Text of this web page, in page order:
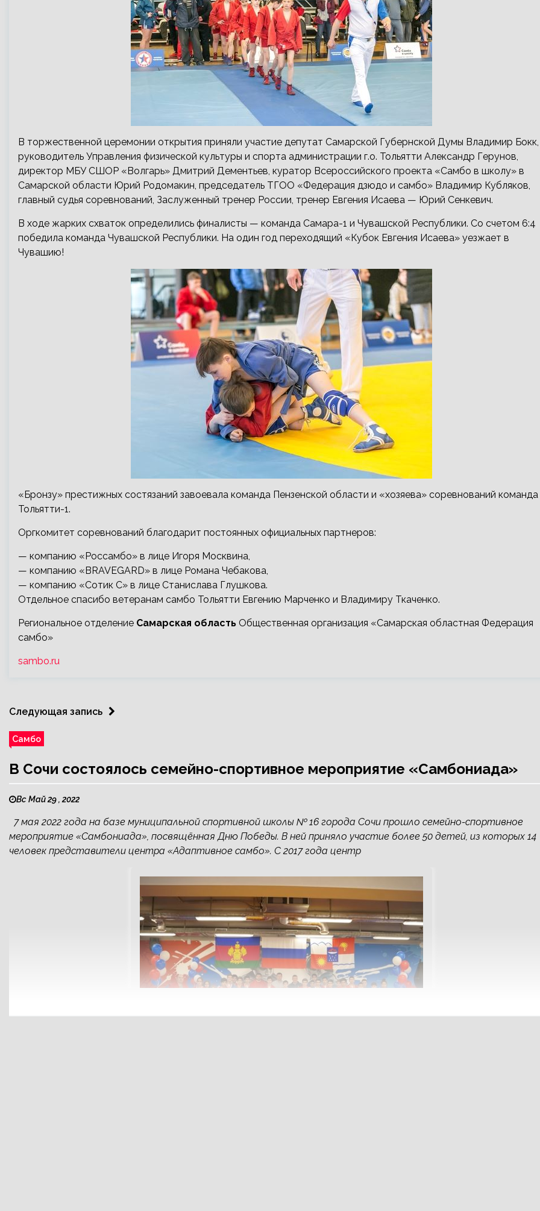
В торжественной церемонии открытия приняли участие депутат Самарской Губернской Думы Владимир Бокк,
руководитель Управления физической культуры и спорта администрации г.о. Тольятти Александр Герунов,
директор МБУ СШОР «Волгарь» Дмитрий Дементьев, куратор Всероссийского проекта «Самбо в школу» в
Самарской области Юрий Родомакин, председатель ТГОО «Федерация дзюдо и самбо» Владимир Кубляков,
главный судья соревнований, Заслуженный тренер России, тренер Евгения Исаева — Юрий Сенкевич.
В ходе жарких схваток определились финалисты — команда Самара-1 и Чувашской Республики. Со счетом 6:4
победила команда Чувашской Республики. На один год переходящий «Кубок Евгения Исаева» уезжает в
Чувашию!
«Бронзу» престижных состязаний завоевала команда Пензенской области и «хозяева» соревнований команда
Тольятти-1.
Оргкомитет соревнований благодарит постоянных официальных партнеров:
— компанию «Россамбо» в лице Игоря Москвина,
— компанию «BRAVEGARD» в лице Романа Чебакова,
— компанию «Сотик С» в лице Станислава Глушкова.
Отдельное спасибо ветеранам самбо Тольятти Евгению Марченко и Владимиру Ткаченко.
Региональное отделение Самарская область Общественная организация «Самарская областная Федерация
самбо»
sambo.ru
Следующая запись
Самбо
В Сочи состоялось семейно-спортивное мероприятие «Самбониада»
Вс Май 29 , 2022
7 мая 2022 года на базе муниципальной спортивной школы № 16 города Сочи прошло семейно-спортивное
мероприятие «Самбониада», посвящённая Дню Победы. В ней приняло участие более 50 детей, из которых 14
человек представители центра «Адаптивное самбо». С 2017 года центр